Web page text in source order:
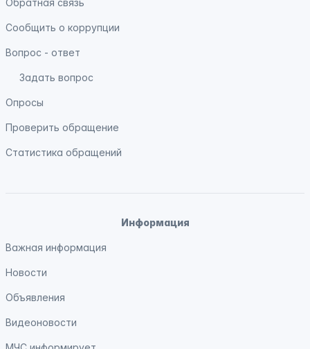
Обратная связь
Сообщить о коррупции
Вопрос - ответ
Задать вопрос
Опросы
Проверить обращение
Статистика обращений
Информация
Важная информация
Новости
Объявления
Видеоновости